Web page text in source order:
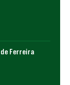
Ferreira